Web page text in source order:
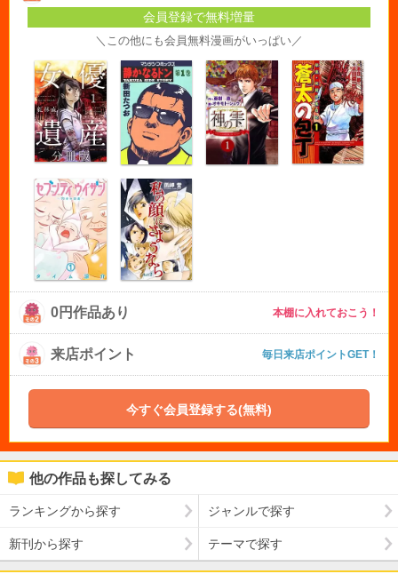
会員登録で無料増量
＼この他にも会員無料漫画がいっぱい／
0円作品あり 本棚に入れておこう！
来店ポイント 毎日来店ポイントGET！
今すぐ会員登録する(無料)
他の作品も探してみる
ランキングから探す ジャンルで探す
新刊から探す テーマで探す